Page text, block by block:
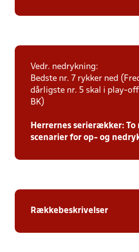
Vedr. nedrykning:
Bedste nr. 7 rykker ned
dårligste nr. 5 skal i play-
BK)
Herrernes serierækker: To
scenarier for op- og
Rækkebeskrivelser